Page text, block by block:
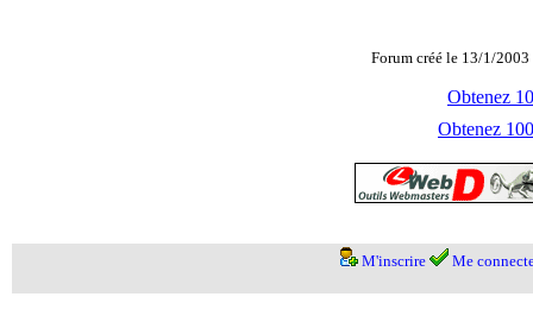
Forum créé le 13/1/
Obtenez
Obtenez
M'inscrire Me